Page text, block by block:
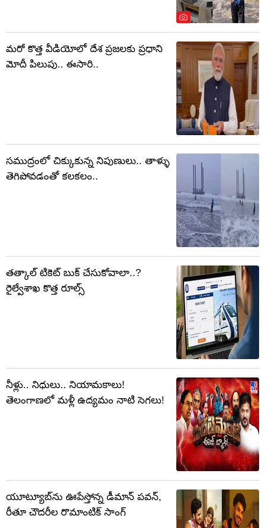
మరో కొత్త వీడియోలో దేశ ప్రజలకు ప్రధాని
మోదీ పిలుపు.. ఈసారి..
సముద్రంలో చిక్కుకున్న నిపుణులు.. తాళ్ళు
తెగిపోవడంతో కలకలం..
తత్కాల్ టికెట్ బుక్ చేసుకోవాలా..?
రైల్వేశాఖ కొత్త రూల్స్
నీళ్లు.. నిధులు.. నియామకాలు!
తెలంగాణలో మళ్లీ ఉద్యమం నాటి సెగలు!
యూట్యూబ్‌ను ఊపేస్తోన్న డీమాన్ పవన్,
రీతూ చౌదరీల రొమాంటిక్ సాంగ్